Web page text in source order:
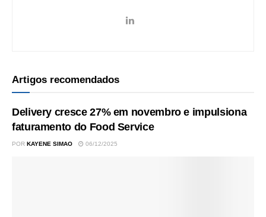
Artigos recomendados
Delivery cresce 27% em novembro e impulsiona
faturamento do Food Service
POR KAYENE SIMAO 06/12/2025